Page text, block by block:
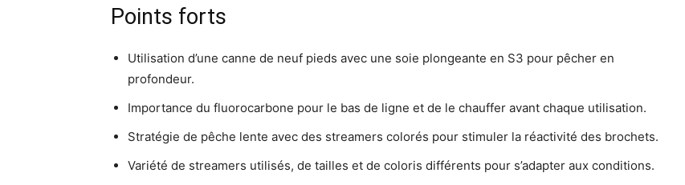
Points forts
Utilisation d’une canne de neuf pieds avec une soie plongeante en S3 pour pêcher en
profondeur.
Importance du fluorocarbone pour le bas de ligne et de le chauffer avant chaque utilisation.
Stratégie de pêche lente avec des streamers colorés pour stimuler la réactivité des brochets.
Variété de streamers utilisés, de tailles et de coloris différents pour s’adapter aux conditions.